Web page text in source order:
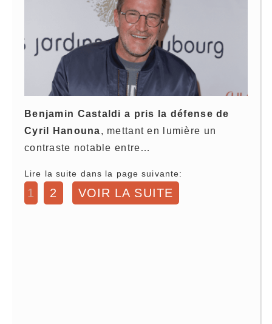
Benjamin Castaldi a pris la défense de
Cyril Hanouna, mettant en lumière un
contraste notable entre…
Lire la suite dans la page suivante:
1 2 VOIR LA SUITE